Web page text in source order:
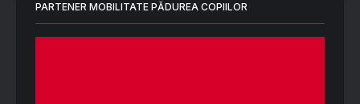
PARTENER MOBILITATE PĂDUREA COPIILOR